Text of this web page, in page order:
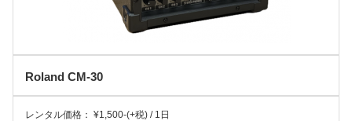
Roland CM-30
レンタル価格： ¥1,500-(+税) / 1日